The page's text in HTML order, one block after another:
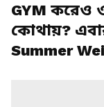
GYM করেও
কোথায়?
Summer